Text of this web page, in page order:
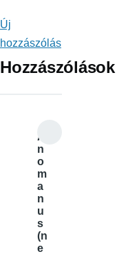
Új
hozzászólás
Hozzászólások
A
n
o
m
a
n
u
s
(n
e